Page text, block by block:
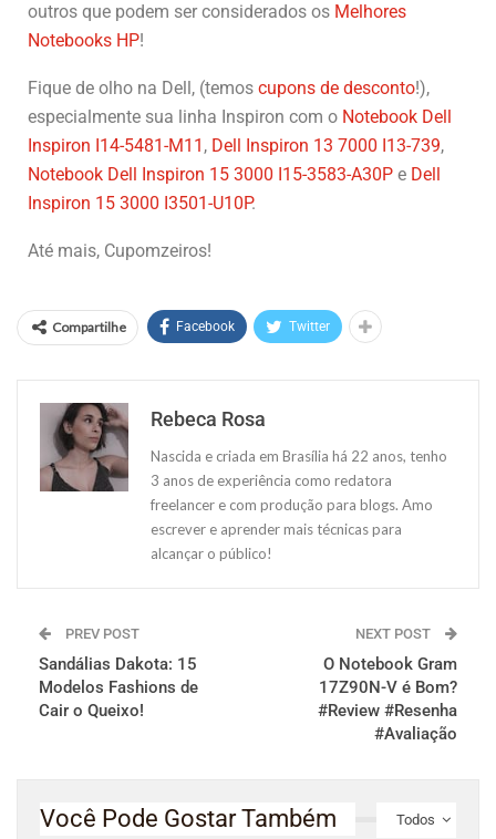
outros que podem ser considerados os Melhores
Notebooks HP!
Fique de olho na Dell, (temos cupons de desconto!),
especialmente sua linha Inspiron com o Notebook Dell
Inspiron I14-5481-M11 , Dell Inspiron 13 7000 I13-739,
Notebook Dell Inspiron 15 3000 I15-3583-A30P e Dell
Inspiron 15 3000 I3501-U10P.
Até mais, Cupomzeiros!
Compartilhe Facebook Twitter
Rebeca Rosa
Nascida e criada em Brasília há 22 anos, tenho
3 anos de experiência como redatora
freelancer e com produção para blogs. Amo
escrever e aprender mais técnicas para
alcançar o público!
PREV POST
Sandálias Dakota: 15
Modelos Fashions de
Cair o Queixo!
NEXT POST
O Notebook Gram
17Z90N-V é Bom?
#Review #Resenha
#Avaliação
Todos
Você Pode Gostar Também